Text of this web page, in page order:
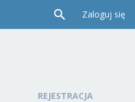
Zaloguj się
REJESTRACJA